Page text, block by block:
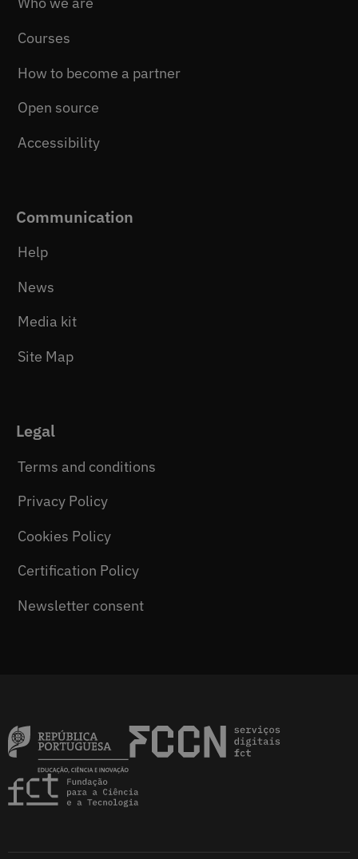
Courses
How to become a partner
Open source
Accessibility
Communication
Help
News
Media kit
Site Map
Legal
Terms and conditions
Privacy Policy
Cookies Policy
Certification Policy
Newsletter consent